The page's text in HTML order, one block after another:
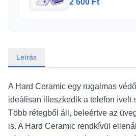
2 600 Ft
Leírás
A Hard Ceramic egy rugalmas
ideálisan illeszkedik a telefon ívelt
Több rétegből áll, beleértve az
is. A Hard Ceramic rendkívül